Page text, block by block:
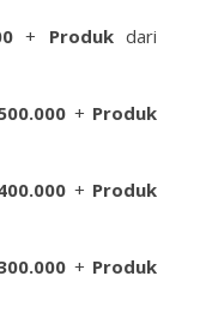
+ Produkdari
+ Produk
+ Produk
+ Produk